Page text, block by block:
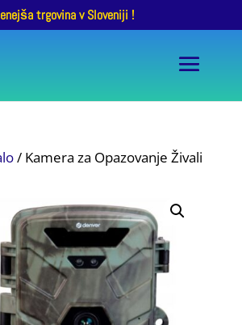
trgovina v Sloveniji !
/ Kamera za Opazovanje Živali